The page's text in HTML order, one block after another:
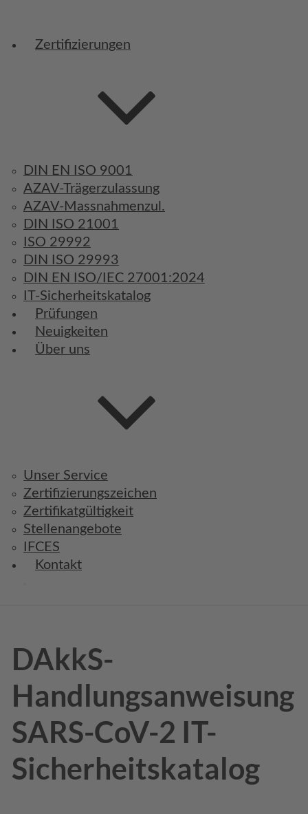
Zertifizierungen
DIN EN ISO 9001
AZAV-Trägerzulassung
AZAV-Massnahmenzul.
DIN ISO 21001
ISO 29992
DIN ISO 29993
DIN EN ISO/IEC 27001:2024
IT-Sicherheitskatalog
Prüfungen
Neuigkeiten
Über uns
Unser Service
Zertifizierungszeichen
Zertifikatgültigkeit
Stellenangebote
IFCES
Kontakt
DAkkS-
Handlungsanweisung
SARS-CoV-2 IT-
Sicherheitskatalog